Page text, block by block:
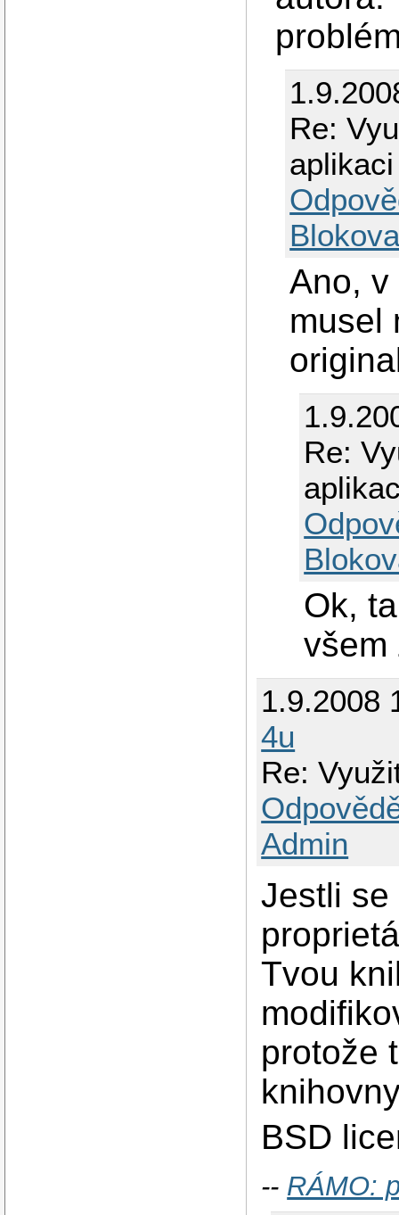
Re:
aplikaci
Ano, v
musel
Re:
Ok,
všem
1.9.2008
4u
Re:
Admin
Jestli se
Tvou
protože
BSD
-- RÁMO: